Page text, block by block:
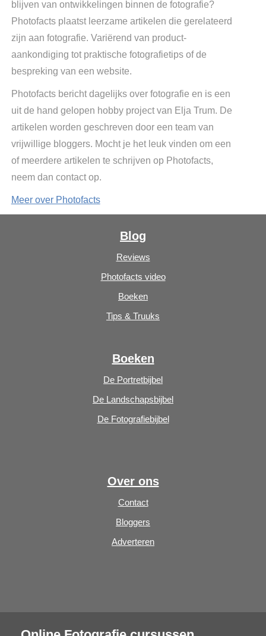
blijven van ontwikkelingen binnen de fotografie?
Photofacts plaatst leerzame artikelen die gerelateerd
zijn aan fotografie. Variërend van product-
aankondiging tot praktische fotografietips of de
bespreking van een website.
Photofacts bericht dagelijks over fotografie en is een
uit de hand gelopen hobby project van Elja Trum. De
artikelen worden geschreven door een team van
vrijwillige bloggers. Mocht je het leuk vinden om een
of meerdere artikelen te schrijven op Photofacts,
neem dan contact op.
Meer over Photofacts
Blog
Reviews
Photofacts video
Boeken
Tips & Truuks
Boeken
De Portretbijbel
De Landschapsbijbel
De Fotografiebijbel
Over ons
Contact
Bloggers
Adverteren